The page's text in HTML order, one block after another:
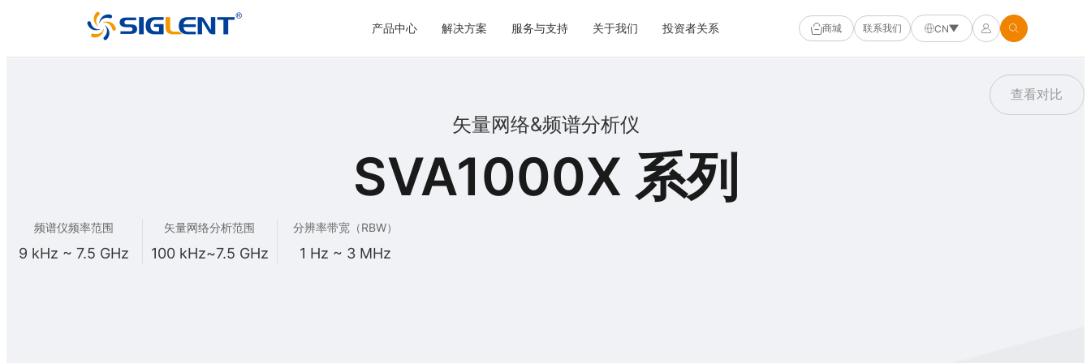
产品中心 解决方案 服务与支持 关于我们 投资者关系 商城 联系我们 CN
查看对比
矢量网络&频谱分析仪
SVA1000X 系列
频谱仪频率范围
9 kHz ~ 7.5 GHz
矢量网络分析范围
100 kHz~7.5 GHz
分辨率带宽（RBW）
1 Hz ~ 3 MHz